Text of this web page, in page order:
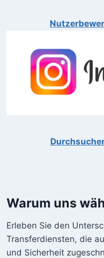
Warum uns
Erleben Sie den
Transferdiensten, die
und Sicherheit